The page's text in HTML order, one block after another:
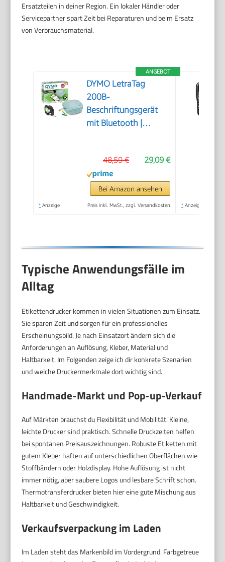
Ersatzteilen in deiner Region. Ein lokaler Händler oder
Servicepartner spart Zeit bei Reparaturen und beim Ersatz
von Verbrauchsmaterial.
ANGEBOT
DYMO LetraTag
200B-
Beschriftungsgerät
mit Bluetooth |
verbindet Sich über
Wireless Bluetooth-
Technologie |
inklusive 1 x
29,09 €
48,59 €
Bei Amazon ansehen
* Anzeige Preis inkl. MwSt., zzgl. Versandkosten * Anzeige
Typische Anwendungsfälle im
Alltag
Etikettendrucker kommen in vielen Situationen zum Einsatz.
Sie sparen Zeit und sorgen für ein professionelles
Erscheinungsbild. Je nach Einsatzort ändern sich die
Anforderungen an Auflösung, Kleber, Material und
Haltbarkeit. Im Folgenden zeige ich dir konkrete Szenarien
und welche Druckermerkmale dort wichtig sind.
Handmade-Markt und Pop-up-Verkauf
Auf Märkten brauchst du Flexibilität und Mobilität. Kleine,
leichte Drucker sind praktisch. Schnelle Druckzeiten helfen
bei spontanen Preisauszeichnungen. Robuste Etiketten mit
gutem Kleber haften auf unterschiedlichen Oberflächen wie
Stoffbändern oder Holzdisplay. Hohe Auflösung ist nicht
immer nötig, aber saubere Logos und lesbare Schrift schon.
Thermotransferdrucker bieten hier eine gute Mischung aus
Haltbarkeit und Geschwindigkeit.
Verkaufsverpackung im Laden
Im Laden steht das Markenbild im Vordergrund. Farbgetreue